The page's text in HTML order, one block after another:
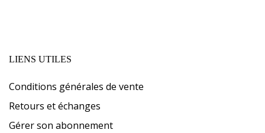
LIENS UTILES
Conditions générales de vente
Retours et échanges
Gérer son abonnement